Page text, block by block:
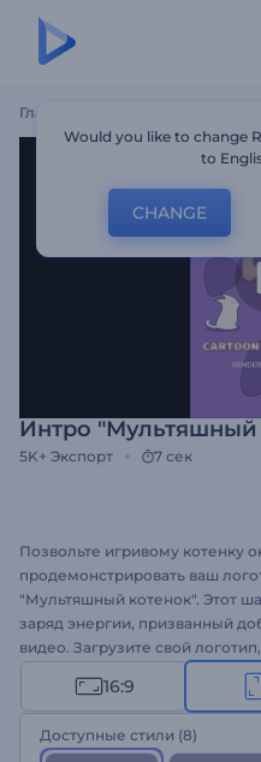
Главная
Интро "Мультяшный
5K+ Экспорт 7 сек
Позвольте игривому котенку
продемонстрировать ваш
"Мультяшный котенок". Этот
заряд энергии, призванный
видео. Загрузите свой
выберите броский
музыкальной библиотеки - и
увлекательных интро и
ориентированных на
16:9
Доступные стили (8)
Would you like to change
to
CHANGE